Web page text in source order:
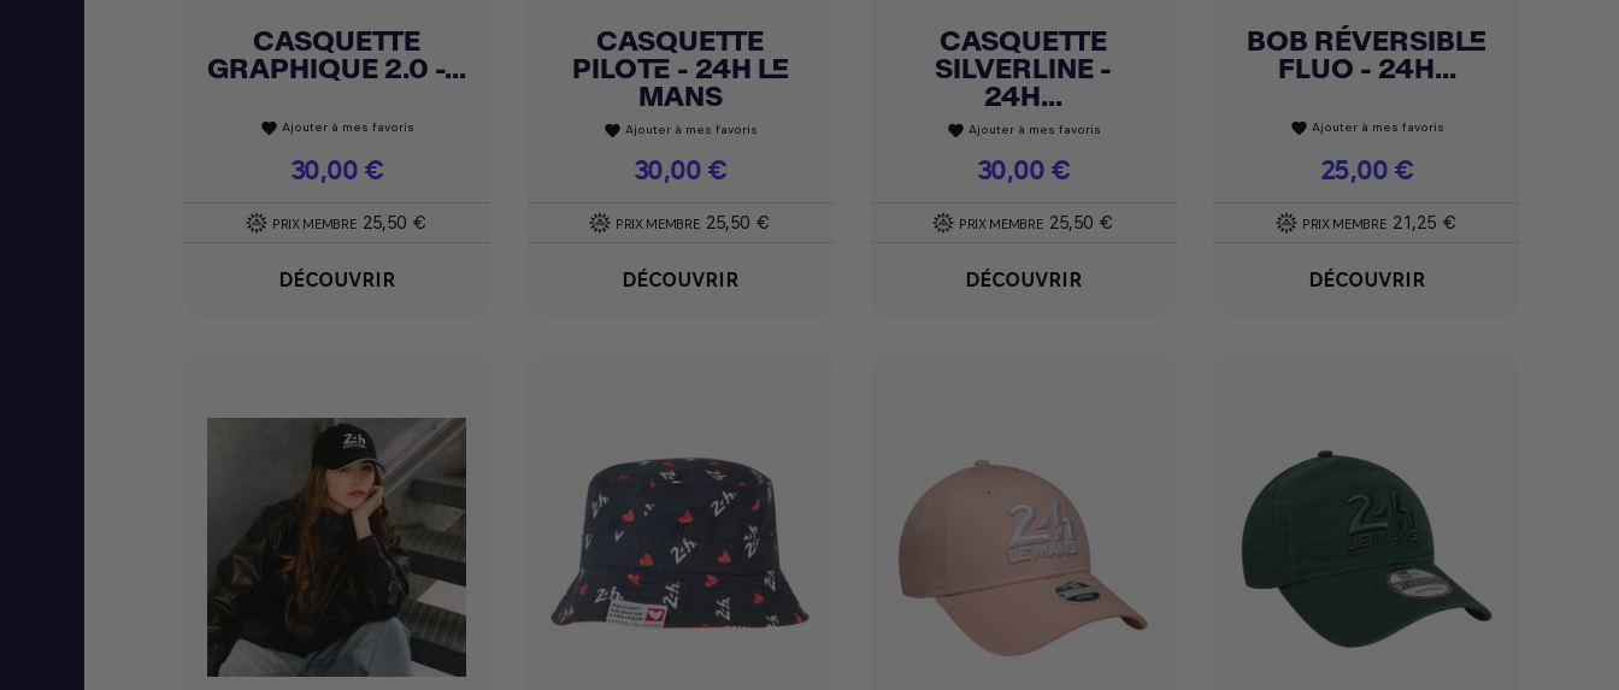
Achat express
CASQUETTE
GRAPHIQUE 2.0 -...
favorite Ajouter à mes favoris
Prix
30,00 €
PRIX MEMBRE 25,50 €
DÉCOUVRIR
Achat express
CASQUETTE
PILOTE - 24H LE
MANS
favorite Ajouter à mes favoris
Prix
30,00 €
PRIX MEMBRE 25,50 €
DÉCOUVRIR
Achat express
CASQUETTE
SILVERLINE -
24H...
favorite Ajouter à mes favoris
Prix
30,00 €
PRIX MEMBRE 25,50 €
DÉCOUVRIR
 Achat express
BOB RÉVERSIBLE
FLUO - 24H...
favorite Ajouter à mes favoris
Prix
25,00 €
PRIX MEMBRE 21,25 €
DÉCOUVRIR